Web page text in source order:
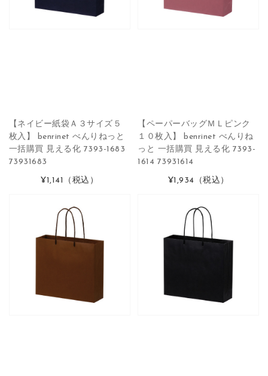
【ネイビー紙袋Ａ３サイズ５
枚入】 benrinet べんりねっと
一括購買 見える化 7393-1683
73931683
¥1,141 （税込）
【ペーパーバッグＭＬピンク
１０枚入】 benrinet べんりね
っと 一括購買 見える化 7393-
1614 73931614
¥1,934 （税込）